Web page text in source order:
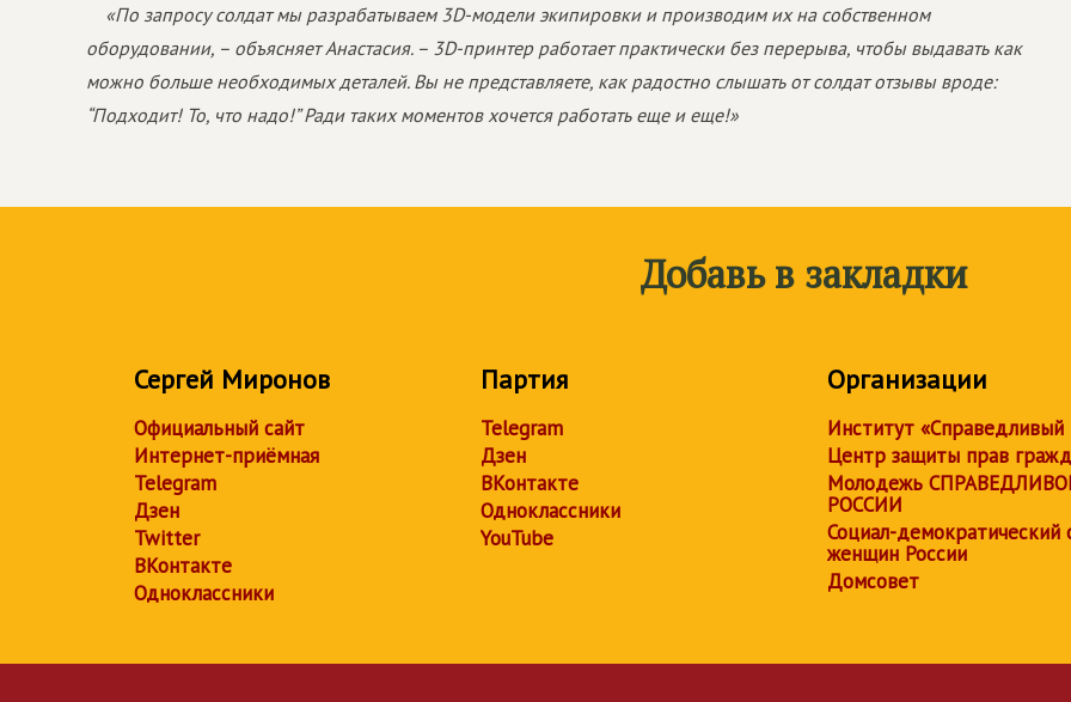
«По запросу солдат мы разрабатываем 3D-модели экипировки и производим их на собственном
оборудовании, – объясняет Анастасия. – 3D-принтер работает практически без перерыва, чтобы выдавать как
можно больше необходимых деталей. Вы не представляете, как радостно слышать от солдат отзывы вроде:
“Подходит! То, что надо!” Ради таких моментов хочется работать еще и еще!»
Добавь в закладки
Сергей Миронов
Официальный сайт
Интернет-приёмная
Telegram
Дзен
Twitter
ВКонтакте
Одноклассники
Партия
Telegram
Дзен
ВКонтакте
Одноклассники
YouTube
Организации
Институт «Справедливый
Центр защиты прав
Молодежь
РОССИИ
Социал-демократический
женщин России
Домсовет